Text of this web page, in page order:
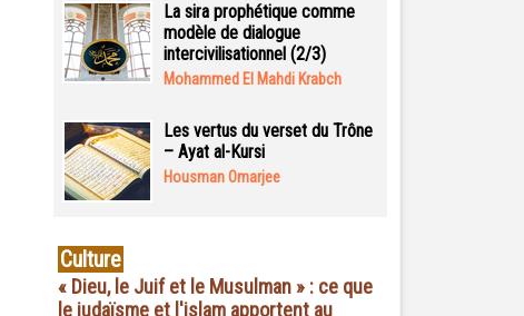
La sira prophétique comme
modèle de dialogue
intercivilisationnel (2/3)
Mohammed El Mahdi Krabch
Les vertus du verset du Trône
– Ayat al-Kursi
Housman Omarjee
Culture
« Dieu, le Juif et le Musulman » : ce que
le judaïsme et l'islam apportent au